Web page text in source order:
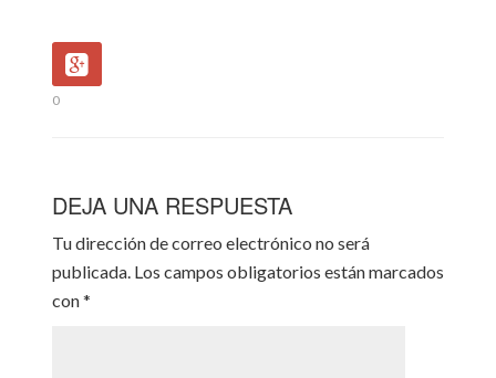
0
DEJA UNA RESPUESTA
Tu dirección de correo electrónico no será
publicada. Los campos obligatorios están marcados
con*